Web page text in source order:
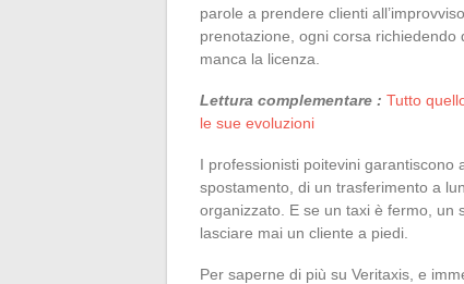
parole a prendere clienti
prenotazione, ogni corsa richiedendo
manca la licenza.
Lettura complementare : Tutto
le sue evoluzioni
I professionisti poitevini garantiscono
spostamento, di un trasferimento a
organizzato. E se un taxi è fermo, un
lasciare mai un cliente a piedi.
Per saperne di più su Veritaxis, e